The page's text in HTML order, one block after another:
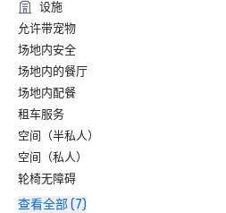
设施
允许带宠物
场地内安全
场地内的餐厅
场地内配餐
租车服务
空间（半私人）
空间（私人）
轮椅无障碍
查看全部 (7)